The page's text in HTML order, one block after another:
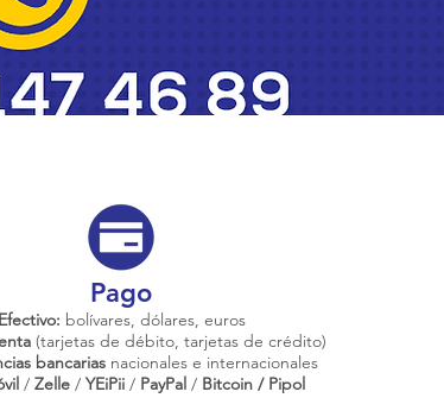
Pago
Efectivo: bolívares, dólares, euros
(tarjetas de débito, tarjetas de crédito)
bancariasnacionales e internacionales
/ Zelle/ YEiPii/ PayPal / Bitcoin / Pipol